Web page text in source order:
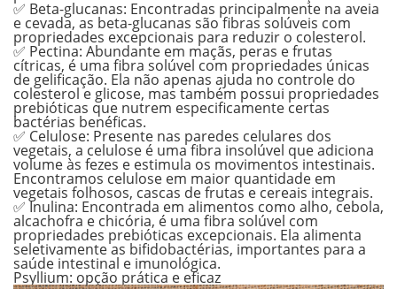
✅ Beta-glucanas: Encontradas principalmente na aveia
e cevada, as beta-glucanas são fibras solúveis com
propriedades excepcionais para reduzir o colesterol.
✅ Pectina: Abundante em maçãs, peras e frutas
cítricas, é uma fibra solúvel com propriedades únicas
de gelificação. Ela não apenas ajuda no controle do
colesterol e glicose, mas também possui propriedades
prebióticas que nutrem especificamente certas
bactérias benéficas.
✅ Celulose: Presente nas paredes celulares dos
vegetais, a celulose é uma fibra insolúvel que adiciona
volume às fezes e estimula os movimentos intestinais.
Encontramos celulose em maior quantidade em
vegetais folhosos, cascas de frutas e cereais integrais.
✅ Inulina: Encontrada em alimentos como alho, cebola,
alcachofra e chicória, é uma fibra solúvel com
propriedades prebióticas excepcionais. Ela alimenta
seletivamente as bifidobactérias, importantes para a
saúde intestinal e imunológica.
Psyllium: opção prática e eficaz